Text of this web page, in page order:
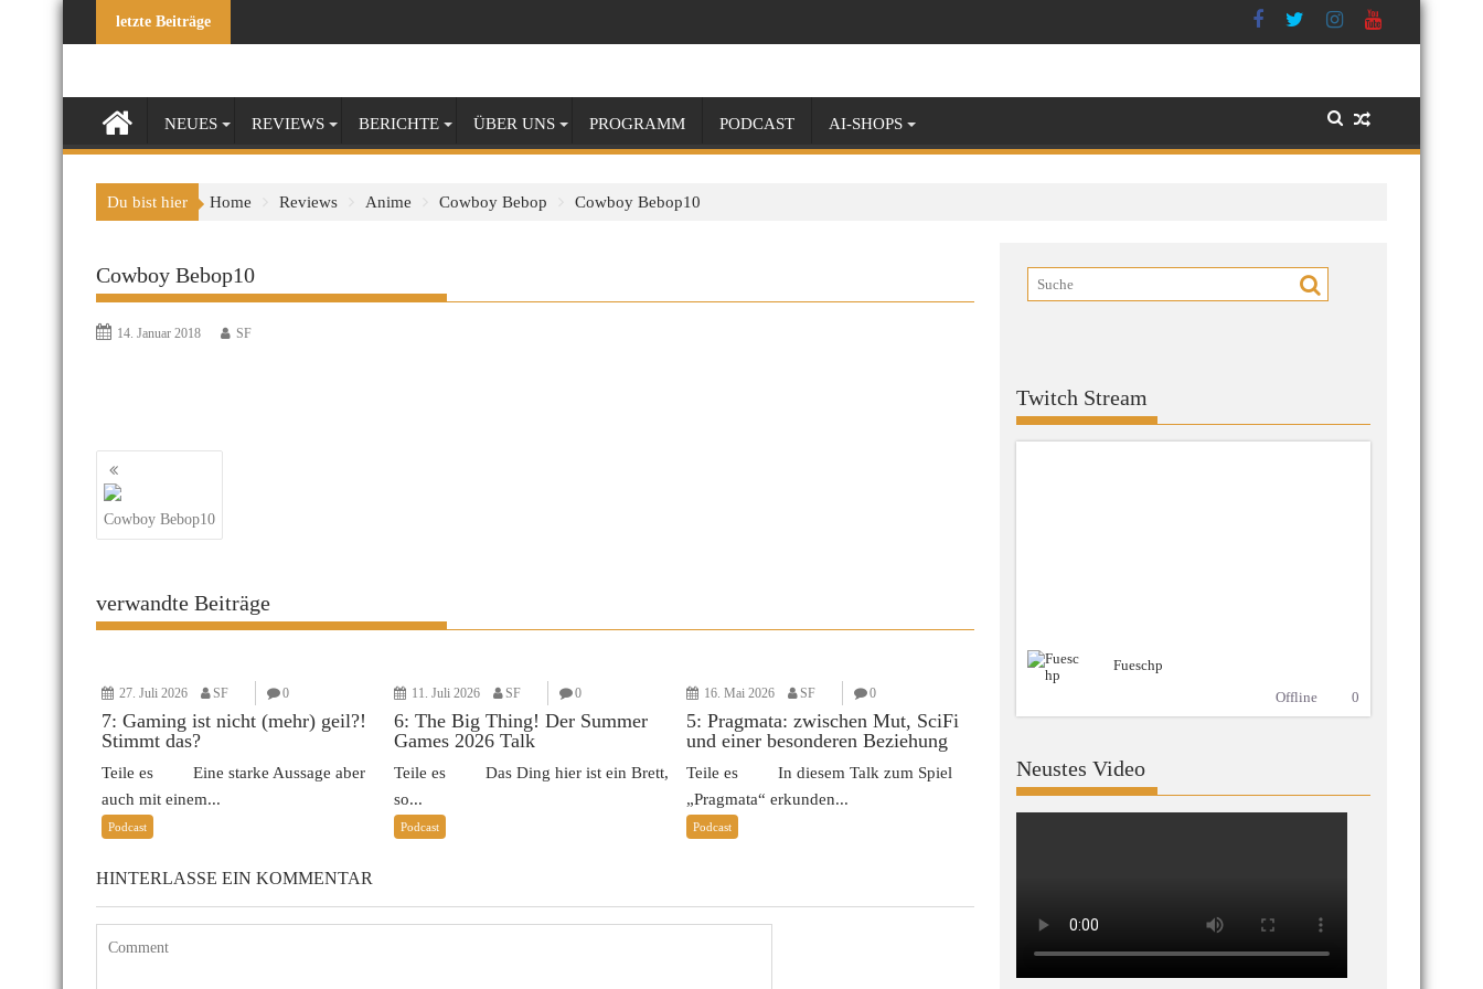
letzte Beiträge
NEUES REVIEWS BERICHTE ÜBER UNS PROGRAMM PODCAST AI-SHOPS
Du bist hier Home Reviews Anime Cowboy Bebop Cowboy Bebop10
Cowboy Bebop10
14. Januar 2018 SF
Beitragsnavigation
Cowboy Bebop10
verwandte Beiträge
27. Juli 2026 SF 0
7: Gaming ist nicht (mehr) geil?!
Stimmt das?
Teile es Eine starke Aussage aber
auch mit einem...
Podcast
11. Juli 2026 SF 0
6: The Big Thing! Der Summer
Games 2026 Talk
Teile es Das Ding hier ist ein Brett,
so...
Podcast
16. Mai 2026 SF 0
5: Pragmata: zwischen Mut, SciFi
und einer besonderen Beziehung
Teile es In diesem Talk zum Spiel
„Pragmata“ erkunden...
Podcast
HINTERLASSE EIN KOMMENTAR
Twitch Stream
Fueschp
Offline
0
Neustes Video